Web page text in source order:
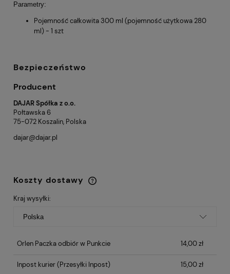
Parametry:
Pojemność całkowita 300 ml (pojemność użytkowa 280
ml) - 1 szt
Bezpieczeństwo
Producent
DAJAR Spółka z o.o.
Połtawska 6
75-072 Koszalin, Polska
dajar@dajar.pl
Koszty dostawy
Cena nie zawiera ewentualnych kosztów
płatności
Kraj wysyłki:
Orlen Paczka odbiór w Punkcie 14,00 zł
Inpost kurier(Przesyłki Inpost) 15,00 zł